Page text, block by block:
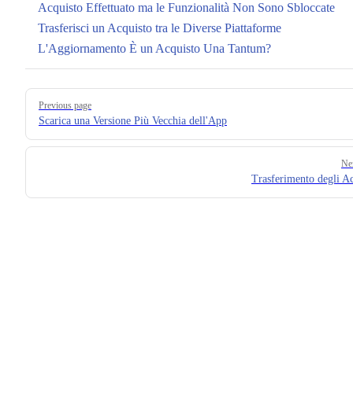
Acquisto Effettuato ma le Funzionalità Non Sono Sbloccate
Trasferisci un Acquisto tra le Diverse Piattaforme
L'Aggiornamento È un Acquisto Una Tantum?
Pager
Previous page
Scarica una Versione Più Vecchia dell'App
Trasferimento degli